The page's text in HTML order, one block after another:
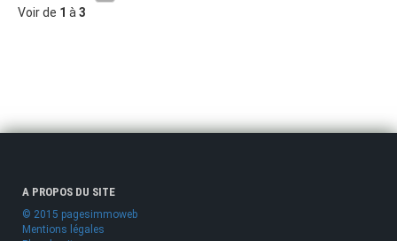
Voir de 1 à 3
A PROPOS DU SITE
© 2015 pagesimmoweb
Mentions légales